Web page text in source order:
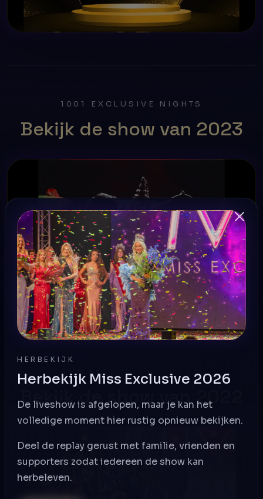
1001 EXCLUSIVE NIGHTS
Bekijk de show van 2023
THE EXCLUSIVE CIRCUS
Bekijk de show van 2022
HERBEKIJK
Herbekijk Miss Exclusive 2026
De liveshow is afgelopen, maar je kan het
volledige moment hier rustig opnieuw bekijken.
Deel de replay gerust met familie, vrienden en
supporters zodat iedereen de show kan
herbeleven.